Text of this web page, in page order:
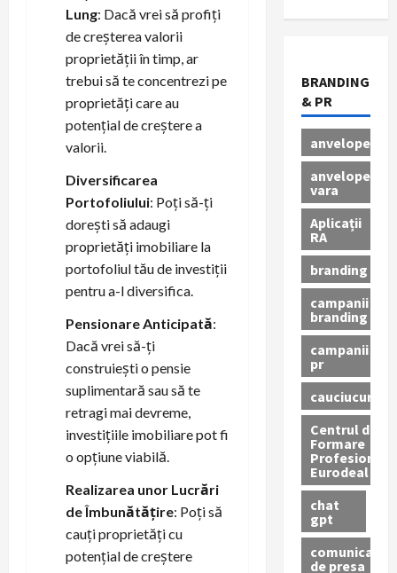
Lung: Dacă vrei să profiți
de creșterea valorii
proprietății în timp, ar
trebui să te concentrezi pe
proprietăți care au
potențial de creștere a
valorii.
Diversificarea
Portofoliului: Poți să-ți
dorești să adaugi
proprietăți imobiliare la
portofoliul tău de investiții
pentru a-l diversifica.
Pensionare Anticipată:
Dacă vrei să-ți
construiești o pensie
suplimentară sau să te
retragi mai devreme,
investițiile imobiliare pot fi
o opțiune viabilă.
Realizarea unor Lucrări
de Îmbunătățire: Poți să
cauți proprietăți cu
potențial de creștere
BRANDING
& PR
anvelope
anvelope
vara
Aplicații
RA
branding
campanii
branding
campanii
pr
cauciucuri
Centrul de
Formare
Profesionala
Eurodeal
chat
gpt
comunicat
de presa